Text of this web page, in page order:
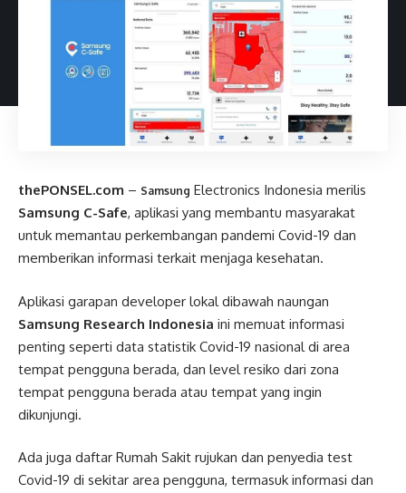
thePONSEL.com – Samsung Electronics Indonesia merilis
Samsung C-Safe, aplikasi yang membantu masyarakat
untuk memantau perkembangan pandemi Covid-19 dan
memberikan informasi terkait menjaga kesehatan.
Aplikasi garapan developer lokal dibawah naungan
Samsung Research Indonesia ini memuat informasi
penting seperti data statistik Covid-19 nasional di area
tempat pengguna berada, dan level resiko dari zona
tempat pengguna berada atau tempat yang ingin
dikunjungi.
Ada juga daftar Rumah Sakit rujukan dan penyedia test
Covid-19 di sekitar area pengguna, termasuk informasi dan